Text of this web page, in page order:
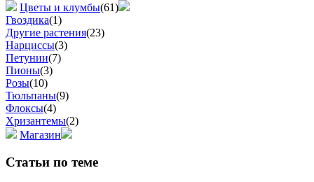
Цветы и клумбы(61)
Гвоздика(1)
Другие растения(23)
Нарциссы(3)
Петунии(7)
Пионы(3)
Розы(10)
Тюльпаны(9)
Флоксы(4)
Хризантемы(2)
Магазин
Статьи по теме